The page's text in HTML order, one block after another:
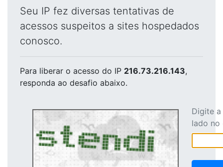
Seu IP fez diversas tentativas de
acessos suspeitos a sites hospedados
conosco.
Para liberar o acesso do IP 216.73.216.143,
responda ao desafio abaixo.
Digite
lado no